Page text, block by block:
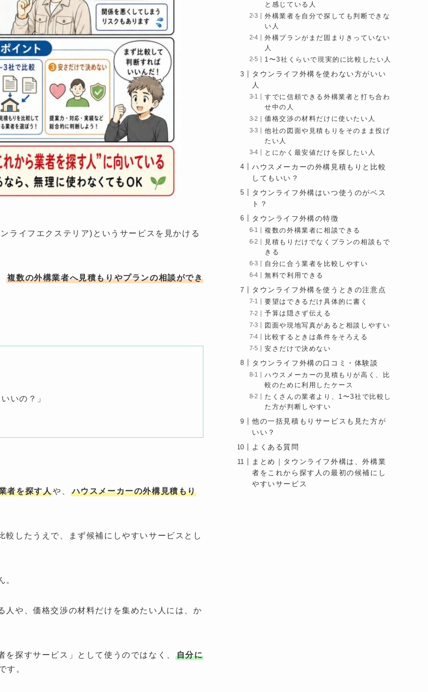
ライフエクステリア)というサービスを見かける
複数の外構業者へ見積もりやプランの相談ができ
いの？」
者を探す人や、
ハウスメーカーの外構見積もり
したうえで、まず候補にしやすいサービスとし
。
や、価格交渉の材料だけを集めたい人には、か
探すサービス」として使うのではなく、
自分に
す。
と感じている人
外構業者を自分で探しても判断できな
い人
外構プランがまだ固まりきっていない
人
1〜3社くらいで現実的に比較したい人
タウンライフ外構を使わない方がいい
人
すでに信頼できる外構業者と打ち合わ
せ中の人
価格交渉の材料だけに使いたい人
他社の図面や見積もりをそのまま投げ
たい人
とにかく最安値だけを探したい人
ハウスメーカーの外構見積もりと比較
してもいい？
タウンライフ外構はいつ使うのがベス
ト？
タウンライフ外構の特徴
複数の外構業者に相談できる
見積もりだけでなくプランの相談もで
きる
自分に合う業者を比較しやすい
無料で利用できる
タウンライフ外構を使うときの注意点
要望はできるだけ具体的に書く
予算は隠さず伝える
図面や現地写真があると相談しやすい
比較するときは条件をそろえる
安さだけで決めない
タウンライフ外構の口コミ・体験談
ハウスメーカーの見積もりが高く、比
較のために利用したケース
たくさんの業者より、1〜3社で比較し
た方が判断しやすい
他の一括見積もりサービスも見た方が
いい？
よくある質問
まとめ｜タウンライフ外構は、外構業
者をこれから探す人の最初の候補にし
やすいサービス